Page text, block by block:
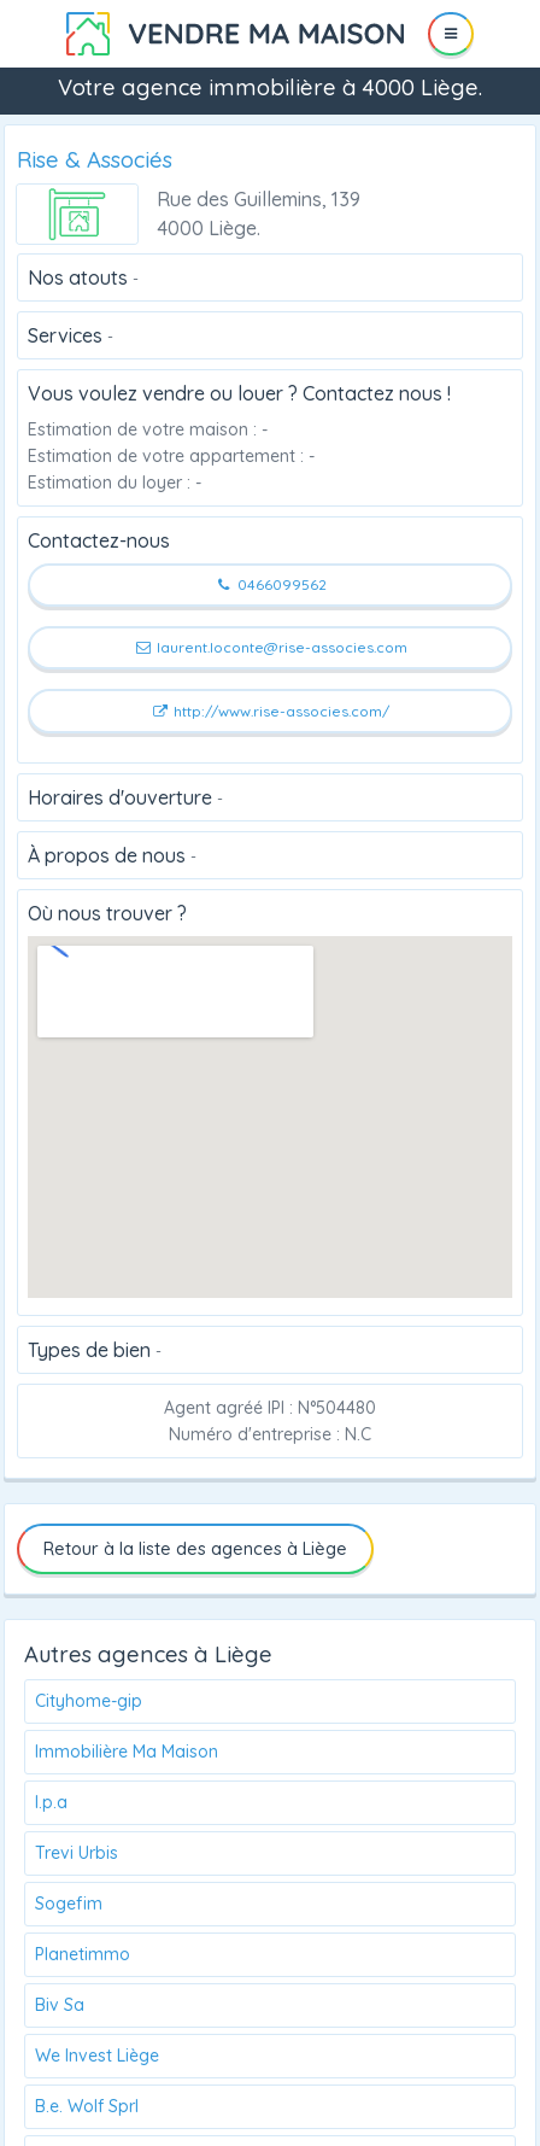
Votre agence immobilière à 4000 Liège.
Rise & Associés
Rue des Guillemins, 139
4000 Liège.
Nos atouts -
Services -
Vous voulez vendre ou louer ? Contactez nous !
Estimation de votre maison : -
Estimation de votre appartement : -
Estimation du loyer : -
Contactez-nous
0466099562
laurent.loconte@rise-associes.com
http://www.rise-associes.com/
Horaires d'ouverture -
À propos de nous -
Où nous trouver ?
Types de bien -
Agent agréé IPI : N°504480
Numéro d'entreprise : N.C
Retour à la liste des agences à Liège
Autres agences à Liège
Cityhome-gip
Immobilière Ma Maison
I.p.a
Trevi Urbis
Sogefim
Planetimmo
Biv Sa
We Invest Liège
B.e. Wolf Sprl